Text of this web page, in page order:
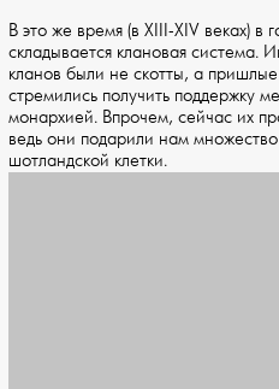
В это же время (в XIII-XIV веках) в
складывается клановая система.
кланов были не скотты, а
стремились получить поддержку
монархией. Впрочем, сейчас их
ведь они подарили нам
шотландской клетки.